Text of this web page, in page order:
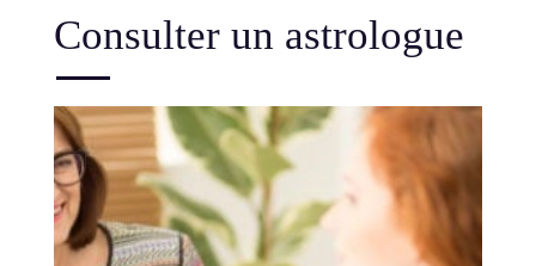
Consulter un astrologue